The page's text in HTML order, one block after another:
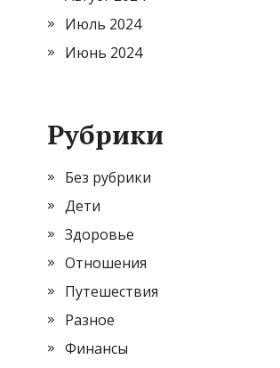
Июль 2024
Июнь 2024
Рубрики
Без рубрики
Дети
Здоровье
Отношения
Путешествия
Разное
Финансы